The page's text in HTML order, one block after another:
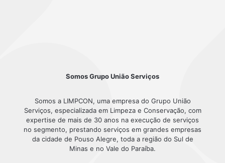
Somos Grupo União Serviços
Somos a LIMPCON, uma empresa do Grupo União
Serviços, especializada em Limpeza e Conservação, com
expertise de mais de 30 anos na execução de serviços
no segmento, prestando serviços em grandes empresas
da cidade de Pouso Alegre, toda a região do Sul de
Minas e no Vale do Paraíba.